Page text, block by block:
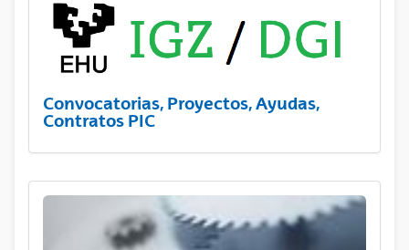
Convocatorias, Proyectos, Ayudas,
Contratos PIC